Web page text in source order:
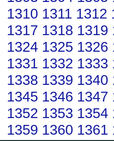
1310 1311 1312
1317 1318 1319
1324 1325 1326
1331 1332 1333
1338 1339 1340
1345 1346 1347
1352 1353 1354
1359 1360 1361